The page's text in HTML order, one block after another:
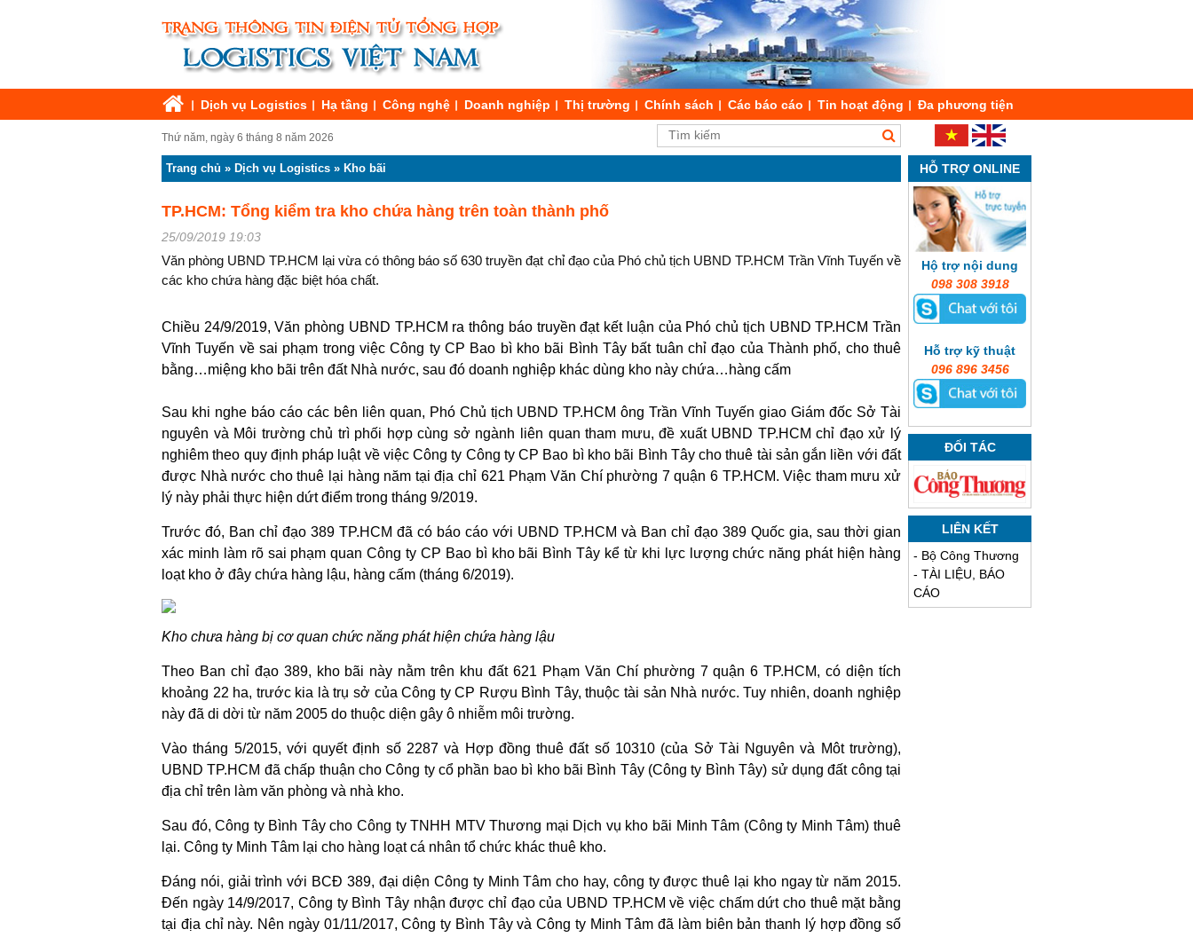
Dịch vụ Logistics Hạ tầng Công nghệ Doanh nghiệp Thị trường Chính sách Các báo cáo Tin hoạt động Đa phương tiện
Thứ năm, ngày 6 tháng 8 năm 2026
Trang chủ » Dịch vụ Logistics » Kho bãi
TP.HCM: Tổng kiểm tra kho chứa hàng trên toàn thành phố
25/09/2019 19:03
Văn phòng UBND TP.HCM lại vừa có thông báo số 630 truyền đạt chỉ đạo của Phó chủ tịch UBND TP.HCM Trần Vĩnh Tuyến về
các kho chứa hàng đặc biệt hóa chất.
Chiều 24/9/2019, Văn phòng UBND TP.HCM ra thông báo truyền đạt kết luận của Phó chủ tịch UBND TP.HCM Trần
Vĩnh Tuyến về sai phạm trong việc Công ty CP Bao bì kho bãi Bình Tây bất tuân chỉ đạo của Thành phố, cho thuê
bằng…miệng kho bãi trên đất Nhà nước, sau đó doanh nghiệp khác dùng kho này chứa…hàng cấm
Sau khi nghe báo cáo các bên liên quan, Phó Chủ tịch UBND TP.HCM ông Trần Vĩnh Tuyến giao Giám đốc Sở Tài
nguyên và Môi trường chủ trì phối hợp cùng sở ngành liên quan tham mưu, đề xuất UBND TP.HCM chỉ đạo xử lý
nghiêm theo quy định pháp luật về việc Công ty Công ty CP Bao bì kho bãi Bình Tây cho thuê tài sản gắn liền với đất
được Nhà nước cho thuê lại hàng năm tại địa chỉ 621 Phạm Văn Chí phường 7 quận 6 TP.HCM. Việc tham mưu xử
lý này phải thực hiện dứt điểm trong tháng 9/2019.
Trước đó, Ban chỉ đạo 389 TP.HCM đã có báo cáo với UBND TP.HCM và Ban chỉ đạo 389 Quốc gia, sau thời gian
xác minh làm rõ sai phạm quan Công ty CP Bao bì kho bãi Bình Tây kể từ khi lực lượng chức năng phát hiện hàng
loạt kho ở đây chứa hàng lậu, hàng cấm (tháng 6/2019).
Kho chưa hàng bị cơ quan chức năng phát hiện chứa hàng lậu
Theo Ban chỉ đạo 389, kho bãi này nằm trên khu đất 621 Phạm Văn Chí phường 7 quận 6 TP.HCM, có diện tích
khoảng 22 ha, trước kia là trụ sở của Công ty CP Rượu Bình Tây, thuộc tài sản Nhà nước. Tuy nhiên, doanh nghiệp
này đã di dời từ năm 2005 do thuộc diện gây ô nhiễm môi trường.
Vào tháng 5/2015, với quyết định số 2287 và Hợp đồng thuê đất số 10310 (của Sở Tài Nguyên và Môt trường),
UBND TP.HCM đã chấp thuận cho Công ty cổ phần bao bì kho bãi Bình Tây (Công ty Bình Tây) sử dụng đất công tại
địa chỉ trên làm văn phòng và nhà kho.
Sau đó, Công ty Bình Tây cho Công ty TNHH MTV Thương mại Dịch vụ kho bãi Minh Tâm (Công ty Minh Tâm) thuê
lại. Công ty Minh Tâm lại cho hàng loạt cá nhân tổ chức khác thuê kho.
Đáng nói, giải trình với BCĐ 389, đại diện Công ty Minh Tâm cho hay, công ty được thuê lại kho ngay từ năm 2015.
Đến ngày 14/9/2017, Công ty Bình Tây nhận được chỉ đạo của UBND TP.HCM về việc chấm dứt cho thuê mặt bằng
tại địa chỉ này. Nên ngày 01/11/2017, Công ty Bình Tây và Công ty Minh Tâm đã làm biên bản thanh lý hợp đồng số
HỖ TRỢ ONLINE
Hộ trợ nội dung
098 308 3918
Hỗ trợ kỹ thuật
096 896 3456
ĐỐI TÁC
LIÊN KẾT
- Bộ Công Thương
- TÀI LIỆU, BÁO
CÁO